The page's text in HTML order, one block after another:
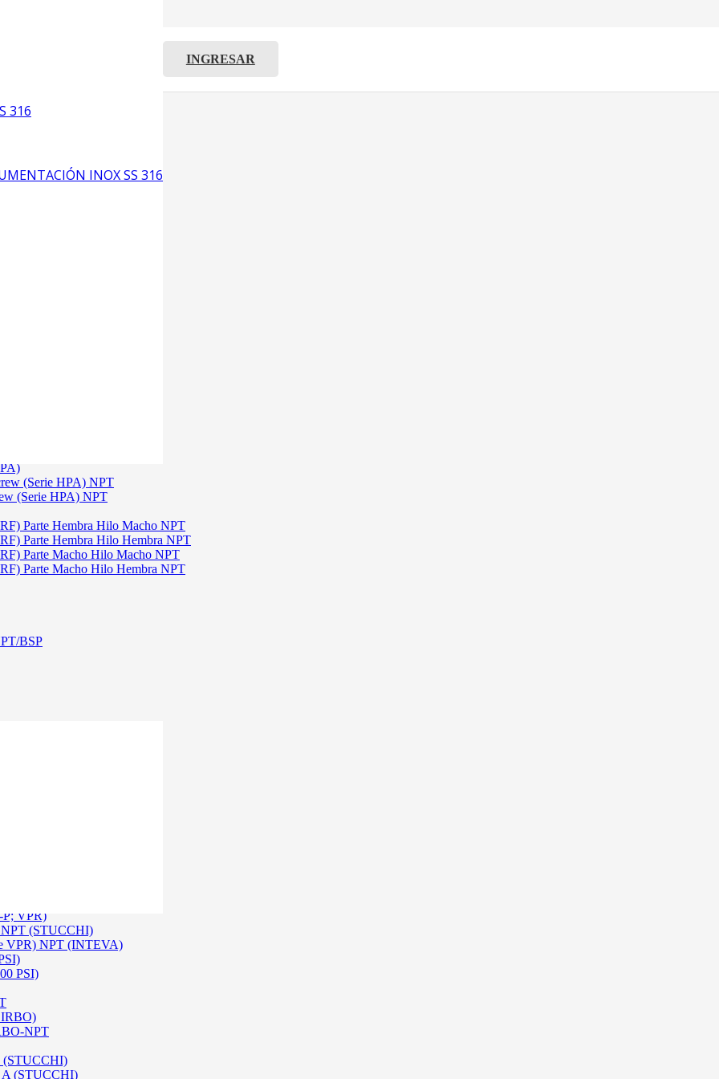
316
INOX SS 316
INGRESAR
(Serie HPA) NPT
(Serie HPA) NPT
Parte Hembra Hilo Macho NPT
Parte Hembra Hilo Hembra NPT
Parte Macho Hilo Macho NPT
Parte Macho Hilo Hembra NPT
BSP
P; VPR)
NPT (STUCCHI)
VPR) NPT (INTEVA)
PSI)
IRBO)
NPT
(STUCCHI)
A (STUCCHI)